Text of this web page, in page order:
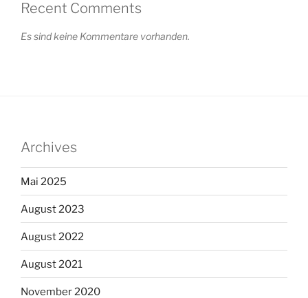
Recent Comments
Es sind keine Kommentare vorhanden.
Archives
Mai 2025
August 2023
August 2022
August 2021
November 2020